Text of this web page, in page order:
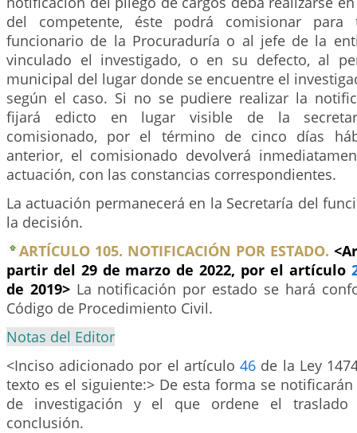
del competente, éste podrá comisionar
funcionario de la Procuraduría o al jefe de la
vinculado el investigado, o en su defecto, al
municipal del lugar donde se encuentre el
según el caso. Si no se pudiere realizar la
fijará edicto en lugar visible de la
comisionado, por el término de cinco días
anterior, el comisionado devolverá
actuación, con las constancias correspondientes.
La actuación permanecerá en la Secretaría del
la decisión.
ARTÍCULO 105. NOTIFICACIÓN POR ESTADO.
partir del 29 de marzo de 2022, por el artículo
de 2019> La notificación por estado se hará
Código de Procedimiento Civil.
Notas del Editor
<Inciso adicionado por el artículo46 de la Ley
texto es el siguiente:> De esta forma se
de investigación y el que ordene el traslado
conclusión.